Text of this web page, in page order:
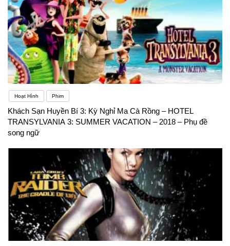
Hoạt Hình Phim
Khách Sạn Huyền Bí 3: Kỳ Nghỉ Ma Cà Rồng – HOTEL
TRANSYLVANIA 3: SUMMER VACATION – 2018 – Phụ đề
song ngữ